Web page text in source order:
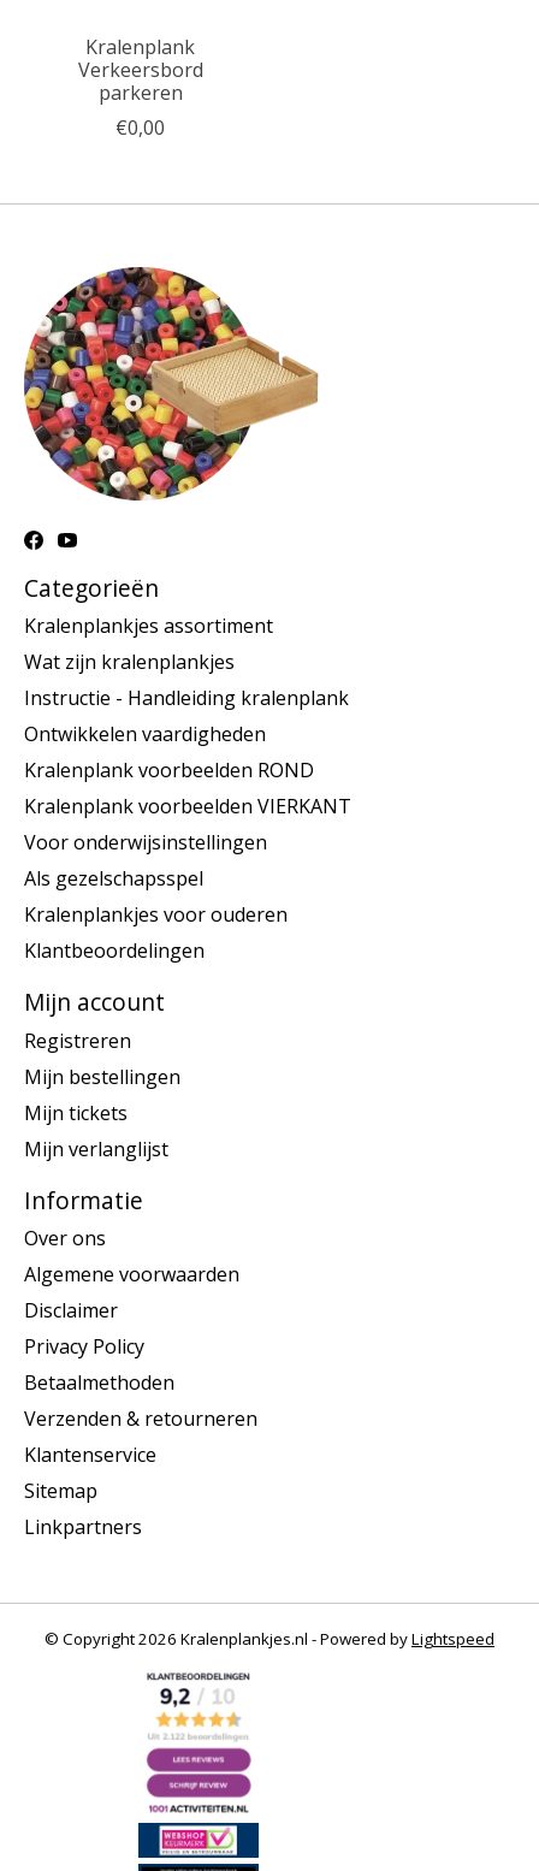
Kralenplank
Verkeersbord
parkeren
€0,00
Categorieën
Kralenplankjes assortiment
Wat zijn kralenplankjes
Instructie - Handleiding kralenplank
Ontwikkelen vaardigheden
Kralenplank voorbeelden ROND
Kralenplank voorbeelden VIERKANT
Voor onderwijsinstellingen
Als gezelschapsspel
Kralenplankjes voor ouderen
Klantbeoordelingen
Mijn account
Registreren
Mijn bestellingen
Mijn tickets
Mijn verlanglijst
Informatie
Over ons
Algemene voorwaarden
Disclaimer
Privacy Policy
Betaalmethoden
Verzenden & retourneren
Klantenservice
Sitemap
Linkpartners
© Copyright 2026 Kralenplankjes.nl - Powered byLightspeed